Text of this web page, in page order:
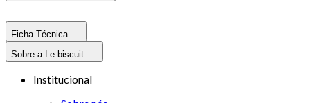
Ficha Técnica
Sobre a Le biscuit
Institucional